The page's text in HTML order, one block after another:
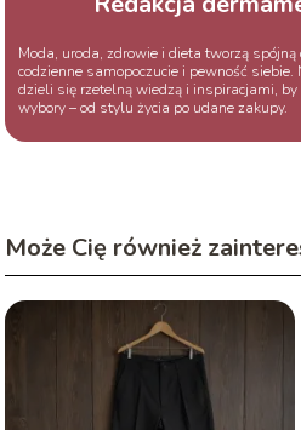
Moda, uroda, zdrowie i dieta tworzą spójną
codzienne samopoczucie i pewność siebie.
dzieli się rzetelną wiedzą i inspiracjami,
wybory – od stylu życia po udane zakupy.
Może Cię również